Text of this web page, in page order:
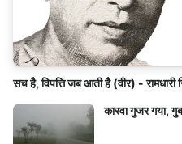
सच है, विपत्ति जब आती है (वीर) - रामधारी
कारवा गुजर गया,